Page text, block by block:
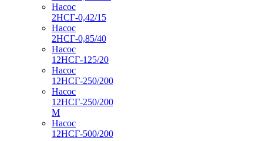
Насос
2НСГ-0,42/15
Насос
2НСГ-0,85/40
Насос
12НСГ-125/20
Насос
12НСГ-250/200
Насос
12НСГ-250/200
М
Насос
12НСГ-500/200